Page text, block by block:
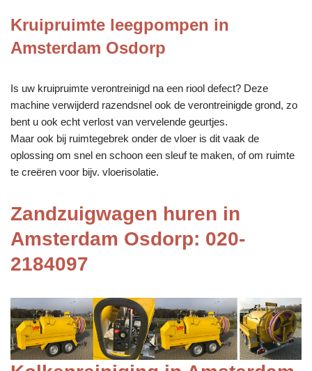
Kruipruimte leegpompen in
Amsterdam Osdorp
Is uw kruipruimte verontreinigd na een riool defect? Deze
machine verwijderd razendsnel ook de verontreinigde grond, zo
bent u ook echt verlost van vervelende geurtjes.
Maar ook bij ruimtegebrek onder de vloer is dit vaak de
oplossing om snel en schoon een sleuf te maken, of om ruimte
te creëren voor bijv. vloerisolatie.
Zandzuigwagen huren in
Amsterdam Osdorp: 020-
2184097